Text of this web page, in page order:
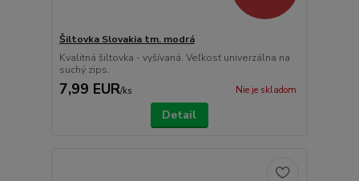
Šiltovka Slovakia tm. modrá
Kvalitná šiltovka - vyšívaná. Veľkosť univerzálna na
suchý zips.
7,99 EUR/ks Nie je skladom
Detail